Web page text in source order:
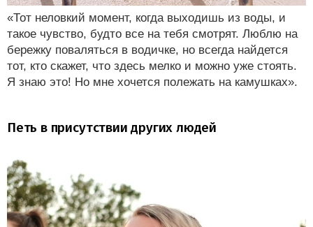
«Тот неловкий момент, когда выходишь из воды, и
такое чувство, будто все на тебя смотрят. Люблю на
бережку поваляться в водичке, но всегда найдется
тот, кто скажет, что здесь мелко и можно уже стоять.
Я знаю это! Но мне хочется полежать на камушках».
Петь в присутствии других людей